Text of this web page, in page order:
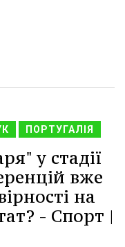
ПОРТУГАЛІЯ
у стадії
вже
на
- Спорт |